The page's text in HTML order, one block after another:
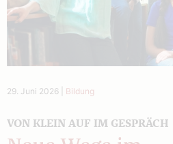
29. Juni 2026 Bildung
VON KLEIN AUF IM GESPRÄCH